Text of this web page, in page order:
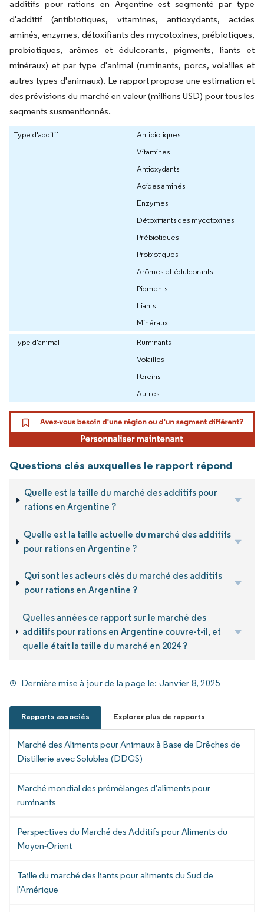
additifs pour rations en Argentine est segmenté par type
d'additif (antibiotiques, vitamines, antioxydants, acides
aminés, enzymes, détoxifiants des mycotoxines, prébiotiques,
probiotiques, arômes et édulcorants, pigments, liants et
minéraux) et par type d'animal (ruminants, porcs, volailles et
autres types d'animaux). Le rapport propose une estimation et
des prévisions du marché en valeur (millions USD) pour tous les
segments susmentionnés.
Type d'additif
Antibiotiques
Vitamines
Antioxydants
Acides aminés
Enzymes
Détoxifiants des mycotoxines
Prébiotiques
Probiotiques
Arômes et édulcorants
Pigments
Liants
Minéraux
Type d'animal
Ruminants
Volailles
Porcins
Autres
Questions clés auxquelles le rapport répond
Quelle est la taille du marché des additifs pour
rations en Argentine ?
Quelle est la taille actuelle du marché des additifs
pour rations en Argentine ?
Qui sont les acteurs clés du marché des additifs
pour rations en Argentine ?
Quelles années ce rapport sur le marché des
additifs pour rations en Argentine couvre-t-il, et
quelle était la taille du marché en 2024 ?
Dernière mise à jour de la page le: Janvier 8, 2025
Rapports associés Explorer plus de rapports
Marché des Aliments pour Animaux à Base de Drêches de
Distillerie avec Solubles (DDGS)
Marché mondial des prémélanges d'aliments pour
ruminants
Perspectives du Marché des Additifs pour Aliments du
Moyen-Orient
Taille du marché des liants pour aliments du Sud de
l'Amérique